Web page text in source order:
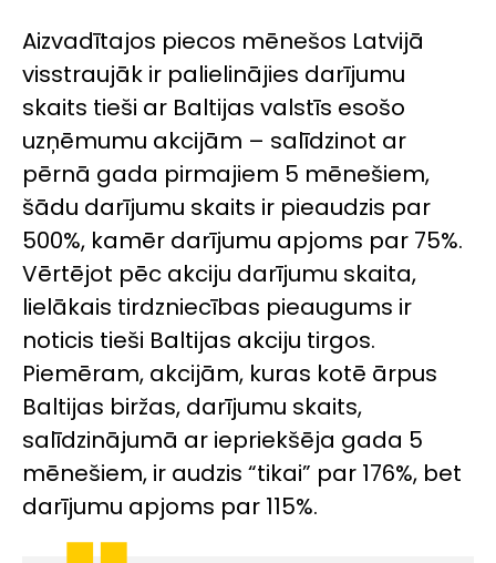
Aizvadītajos piecos mēnešos Latvijā
visstraujāk ir palielinājies darījumu
skaits tieši ar Baltijas valstīs esošo
uzņēmumu akcijām – salīdzinot ar
pērnā gada pirmajiem 5 mēnešiem,
šādu darījumu skaits ir pieaudzis par
500%, kamēr darījumu apjoms par 75%.
Vērtējot pēc akciju darījumu skaita,
lielākais tirdzniecības pieaugums ir
noticis tieši Baltijas akciju tirgos.
Piemēram, akcijām, kuras kotē ārpus
Baltijas biržas, darījumu skaits,
salīdzinājumā ar iepriekšēja gada 5
mēnešiem, ir audzis “tikai” par 176%, bet
darījumu apjoms par 115%.